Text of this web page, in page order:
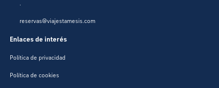
.
reservas@viajestamesis.com
Enlaces de interés
Política de privacidad
Política de cookies